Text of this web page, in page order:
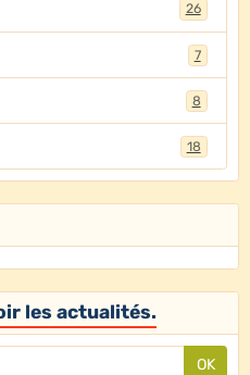
26
7
8
18
les actualités.
OK